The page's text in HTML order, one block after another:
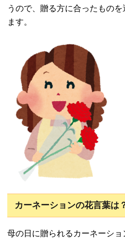
うので、贈る方に合ったもの
ます。
カーネーションの花言葉は
母の日に贈られるカーネーショ